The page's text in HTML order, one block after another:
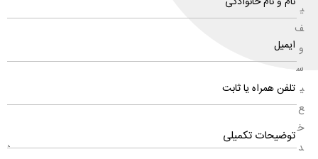
ی
ف
و
س
ی
ع
خ
د